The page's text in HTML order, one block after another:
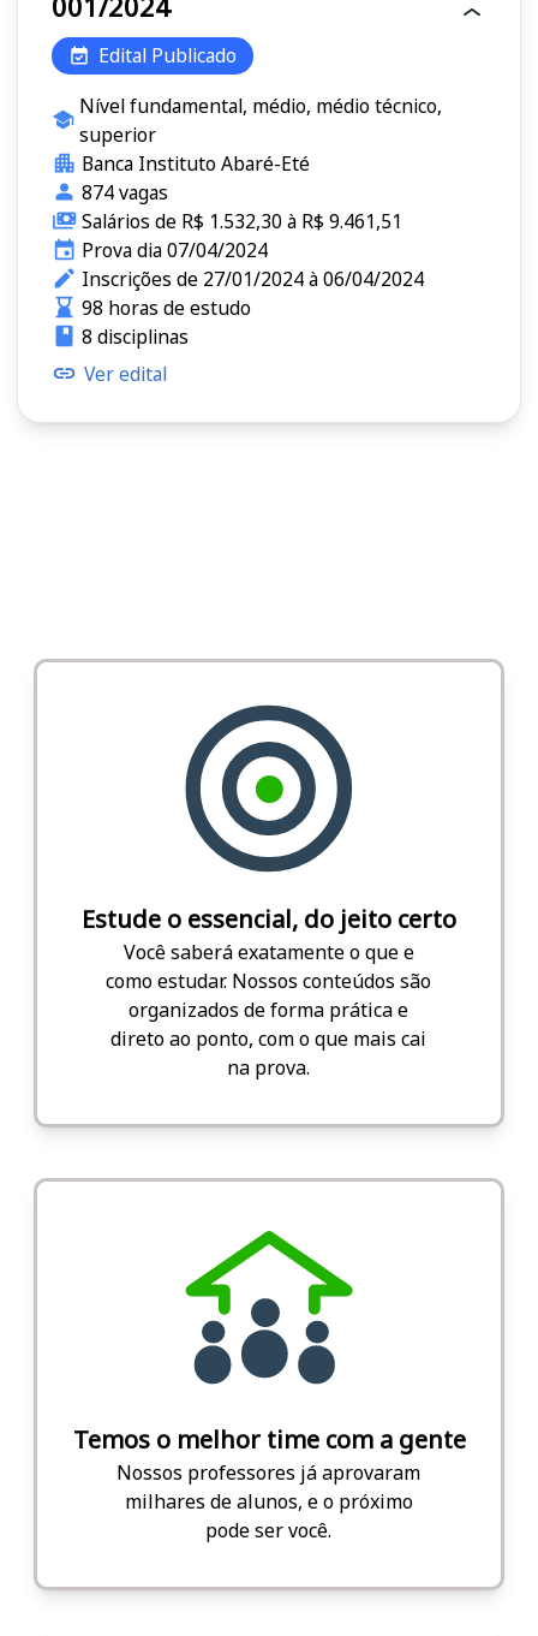
Edital Publicado
Nível fundamental, médio, médio técnico,
superior
Banca Instituto Abaré-Eté
874 vagas
Salários de R$ 1.532,30 à R$ 9.461,51
Prova dia 07/04/2024
Inscrições de 27/01/2024 à 06/04/2024
98 horas de estudo
8 disciplinas
Ver edital
Estude o essencial, do jeito certo
Você saberá exatamente o que e
como estudar. Nossos conteúdos são
organizados de forma prática e
direto ao ponto, com o que mais cai
na prova.
Temos o melhor time com a gente
Nossos professores já aprovaram
milhares de alunos, e o próximo
pode ser você.